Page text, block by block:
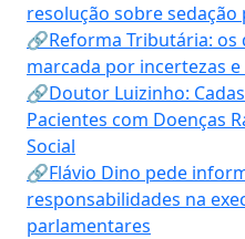
resolução sobre
🔗Reforma Tributária: os
marcada por incertezas
🔗Doutor Luizinho:
Pacientes com Doenças
Social
🔗Flávio Dino pede
responsabilidades na
parlamentares